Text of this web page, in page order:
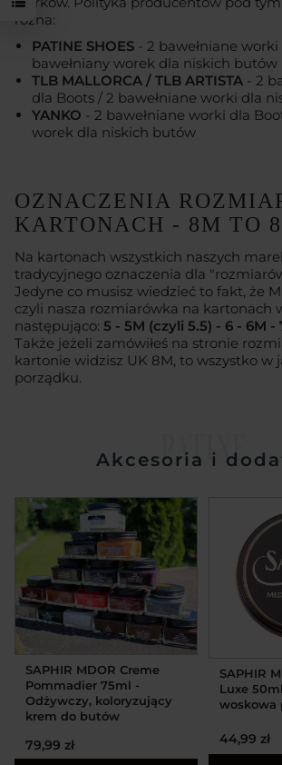
różna:
PATINE SHOES - 2 bawełniane worki
bawełniany worek dla niskich butów
TLB MALLORCA / TLB ARTISTA - 2
dla Boots / 2 bawełniane worki dla
YANKO - 2 bawełniane worki dla
worek dla niskich butów
OZNACZENIA
KARTONACH - 8M TO
Na kartonach wszystkich naszych
tradycyjnego oznaczenia dla
Jedyne co musisz wiedzieć to fakt, że M
czyli nasza rozmiarówka na kartonach
następująco: 5 - 5M (czyli 5.5) - 6 - 6M -
Także jeżeli zamówiłeś na stronie
kartonie widzisz UK 8M, to wszystko w
porządku.
PATINE
Akcesoria i
SAPHIR MDOR Creme
Pommadier 75ml -
Odżywczy, koloryzujący
krem do butów
79,99 zł
SAPHIR
Luxe
woskowa
44,99 zł